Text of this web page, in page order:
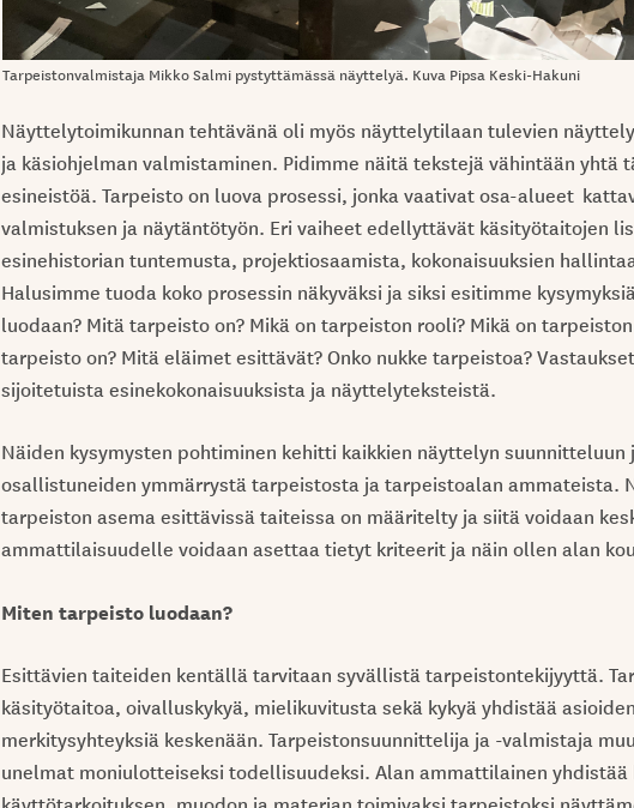
Tarpeistonvalmistaja Mikko Salmi pystyttämässä näyttelyä. Kuva Pipsa Keski-Hakuni
Näyttelytoimikunnan tehtävänä oli myös näyttelytilaan tulevien
ja käsiohjelman valmistaminen. Pidimme näitä tekstejä vähintään yhtä
esineistöä. Tarpeisto on luova prosessi, jonka vaativat osa-alueet
valmistuksen ja näytäntötyön. Eri vaiheet edellyttävät käsityötaitojen
esinehistorian tuntemusta, projektiosaamista, kokonaisuuksien
Halusimme tuoda koko prosessin näkyväksi ja siksi esitimme
luodaan? Mitä tarpeisto on? Mikä on tarpeiston rooli? Mikä on
tarpeisto on? Mitä eläimet esittävät? Onko nukke tarpeistoa?
sijoitetuista esinekokonaisuuksista ja näyttelyteksteistä.
Näiden kysymysten pohtiminen kehitti kaikkien näyttelyn suunnitteluun
osallistuneiden ymmärrystä tarpeistosta ja tarpeistoalan ammateista.
tarpeiston asema esittävissä taiteissa on määritelty ja siitä voidaan
ammattilaisuudelle voidaan asettaa tietyt kriteerit ja näin ollen alan
Miten tarpeisto luodaan?
Esittävien taiteiden kentällä tarvitaan syvällistä tarpeistontekijyyttä.
käsityötaitoa, oivalluskykyä, mielikuvitusta sekä kykyä yhdistää
merkitysyhteyksiä keskenään. Tarpeistonsuunnittelija ja -valmistaja
unelmat moniulotteiseksi todellisuudeksi. Alan ammattilainen yhdistää